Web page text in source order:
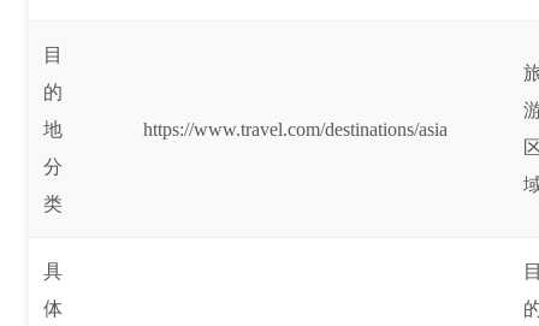
目
的
地
分
类
https://www.travel.com/destinations/asia
具
体